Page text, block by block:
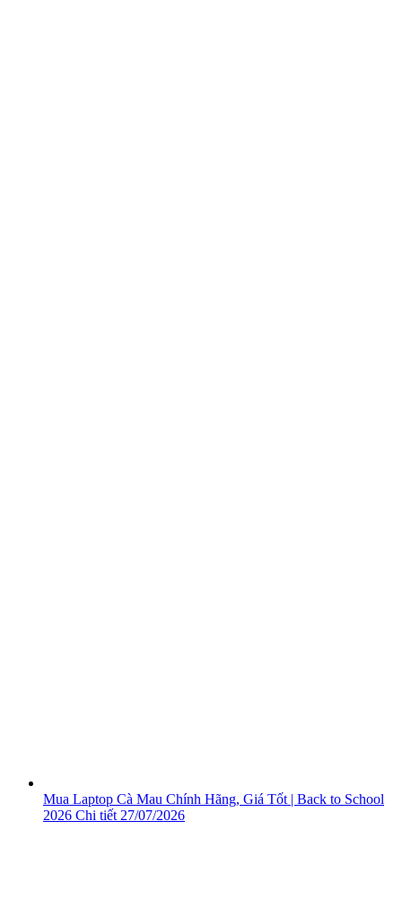
Mua Laptop Cà Mau Chính Hãng, Giá Tốt | Back to School
2026 Chi tiết 27/07/2026